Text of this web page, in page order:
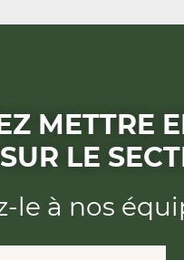
METTRE
LE
le à nos